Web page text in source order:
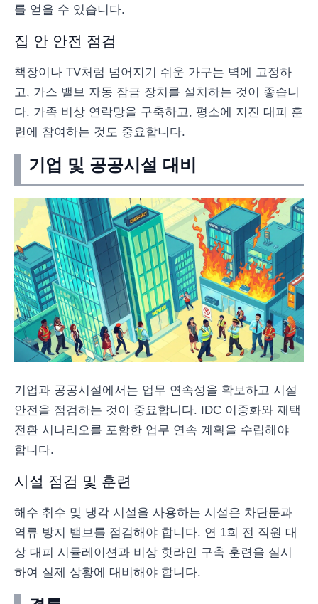
를 얻을 수 있습니다.
집 안 안전 점검
책장이나 TV처럼 넘어지기 쉬운 가구는 벽에 고정하
고, 가스 밸브 자동 잠금 장치를 설치하는 것이 좋습니
다. 가족 비상 연락망을 구축하고, 평소에 지진 대피 훈
련에 참여하는 것도 중요합니다.
기업 및 공공시설 대비
기업과 공공시설에서는 업무 연속성을 확보하고 시설
안전을 점검하는 것이 중요합니다. IDC 이중화와 재택
전환 시나리오를 포함한 업무 연속 계획을 수립해야
합니다.
시설 점검 및 훈련
해수 취수 및 냉각 시설을 사용하는 시설은 차단문과
역류 방지 밸브를 점검해야 합니다. 연 1회 전 직원 대
상 대피 시뮬레이션과 비상 핫라인 구축 훈련을 실시
하여 실제 상황에 대비해야 합니다.